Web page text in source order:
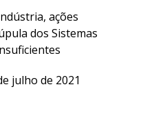
ações
dos Sistemas
julho de 2021